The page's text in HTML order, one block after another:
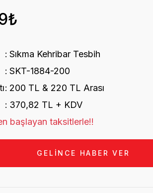
Sıkma Kehribar Tesbih
SKT-1884-200
200 TL & 220 TL Arası
370,82 TL + KDV
başlayan taksitlerle!!
GELİNCE HABER VER